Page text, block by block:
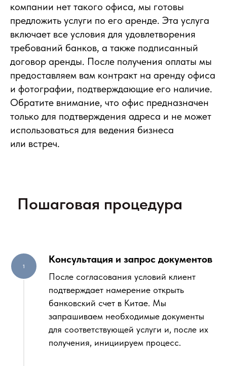
компании нет такого офиса, мы готовы
предложить услуги по его аренде. Эта услуга
включает все условия для удовлетворения
требований банков, а также подписанный
договор аренды. После получения оплаты мы
предоставляем вам контракт на аренду офиса
и фотографии, подтверждающие его наличие.
Обратите внимание, что офис предназначен
только для подтверждения адреса и не может
использоваться для ведения бизнеса
или встреч.
Пошаговая процедура
Консультация и запрос документов
После согласования условий клиент
подтверждает намерение открыть
банковский счет в Китае. Мы
запрашиваем необходимые документы
для соответствующей услуги и, после их
получения, инициируем процесс.